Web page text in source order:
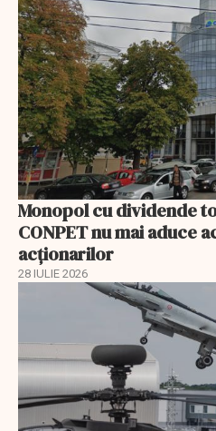
Monopol cu dividende
CONPET nu mai aduce
acționarilor
28 IULIE 2026